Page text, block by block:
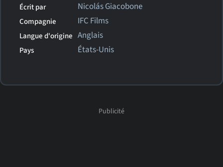
Écrit par Nicolás Giacobone
Compagnie IFC Films
Langue d'origine Anglais
Pays États-Unis